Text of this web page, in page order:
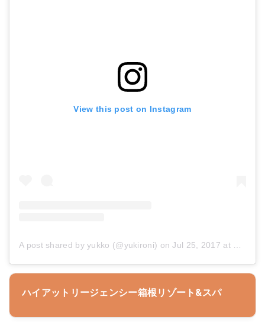
View this post on Instagram
A post shared by yukko (@yukironi) onJul 25, 2017 at 5:52am PDT
ハイアットリージェンシー箱根リゾート&スパ